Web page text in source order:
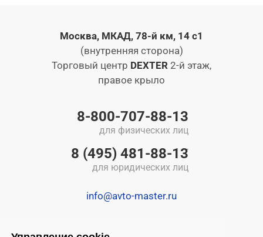
Москва, МКАД, 78-й км, 14 с1
(внутренняя сторона)
Торговый центр DEXTER 2-й этаж,
правое крыло
8-800-707-88-13
для физических лиц
8 (495) 481-88-13
для юридических лиц
info@avto-master.ru